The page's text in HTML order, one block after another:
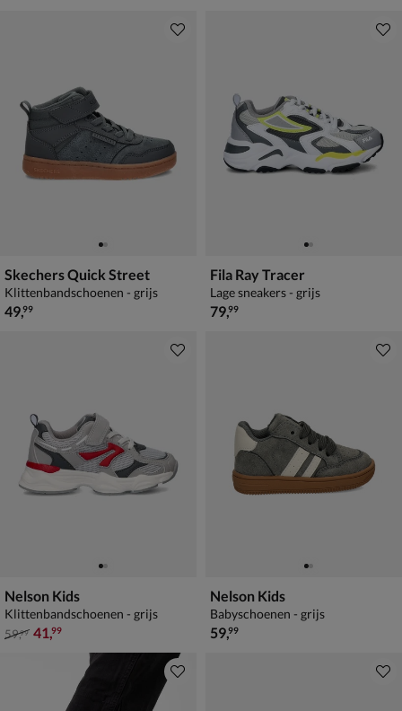
Skechers Quick Street
Klittenbandschoenen - grijs
€ 49,99
49,99
Fila Ray Tracer
Lage sneakers - grijs
€ 79,99
79,99
Nelson Kids
Klittenbandschoenen - grijs
van € 59,99 voor € 41,99
59,99 41,99
Nelson Kids
Babyschoenen - grijs
€ 59,99
59,99